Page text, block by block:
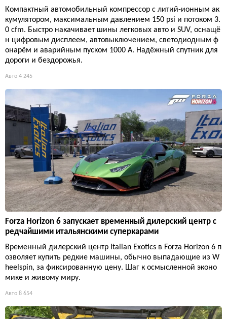
Компактный автомобильный компрессор с литий-ионным ак
кумулятором, максимальным давлением 150 psi и потоком 3.
0 cfm. Быстро накачивает шины легковых авто и SUV, оснащё
н цифровым дисплеем, автовыключением, светодиодным ф
онарём и аварийным пуском 1000 А. Надёжный спутник для
дороги и бездорожья.
Авто 4 245
Forza Horizon 6 запускает временный дилерский центр с
редчайшими итальянскими суперкарами
Временный дилерский центр Italian Exotics в Forza Horizon 6 п
озволяет купить редкие машины, обычно выпадающие из W
heelspin, за фиксированную цену. Шаг к осмысленной эконо
мике и живому миру.
Авто 8 654